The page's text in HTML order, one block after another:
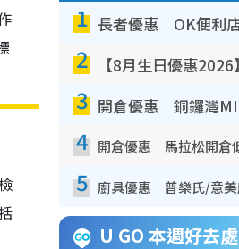
1
2
3
4
5
U GO 本週好去處